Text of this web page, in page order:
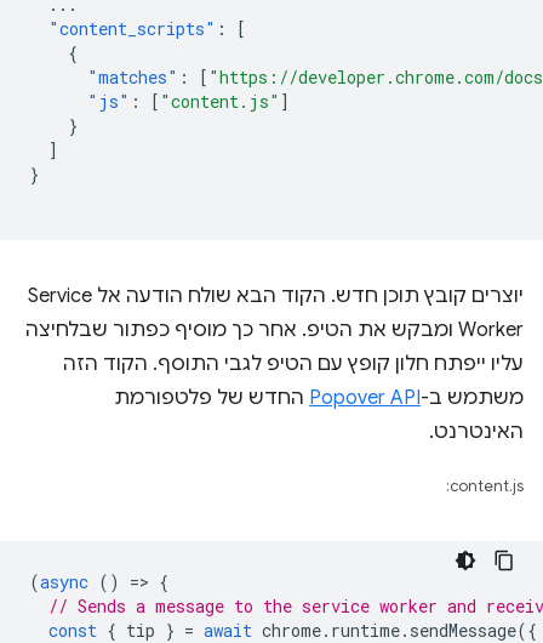
"content_scripts" :
[
{
"matches" : [ "https://developer.chrome.com/
"js" : [ "content.js" ]
}
]
}
יוצרים קובץ תוכן חדש. הקוד הבא שולח הודעה אל Service
Worker ומבקש את הטיפ. אחר כך מוסיף כפתור שבלחיצה
עליו ייפתח חלון קופץ עם הטיפ לגבי התוסף. הקוד הזה
משתמש ב-Popover API החדש של פלטפורמת
האינטרנט.
content.js:
(async () => {
// Sends a message to the service worker and
const { tip } = await chrome. runtime. sendMessage({